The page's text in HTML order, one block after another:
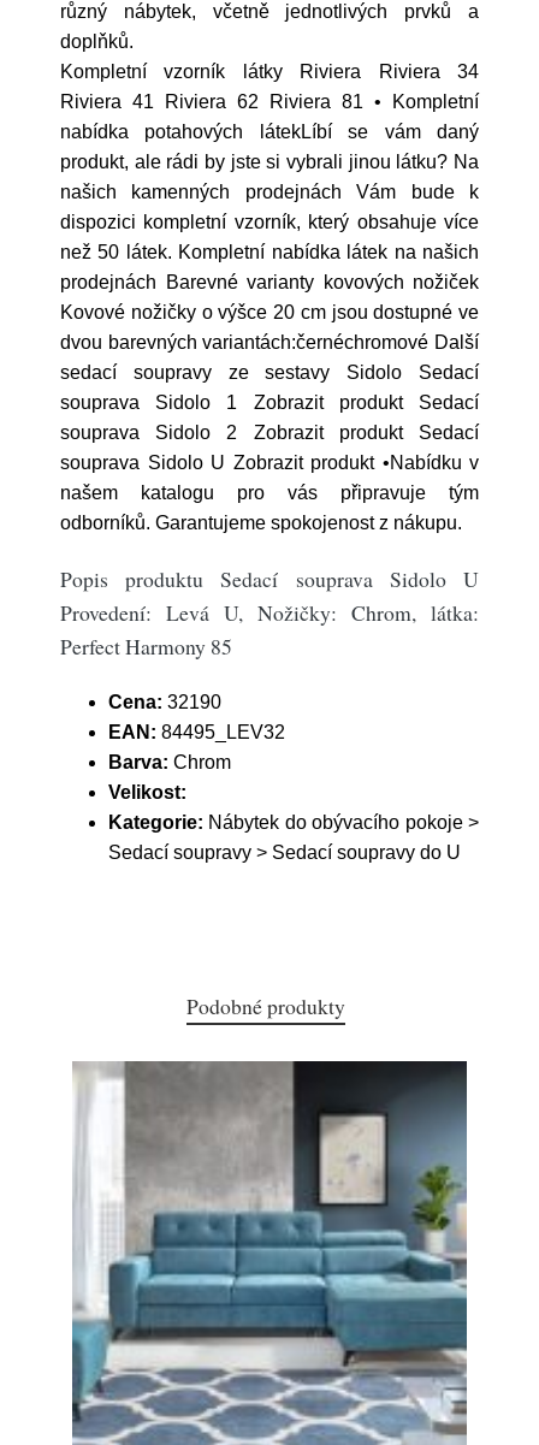
různý nábytek, včetně jednotlivých prvků a
doplňků.
Kompletní vzorník látky Riviera Riviera 34
Riviera 41 Riviera 62 Riviera 81 • Kompletní
nabídka potahových látekLíbí se vám daný
produkt, ale rádi by jste si vybrali jinou látku? Na
našich kamenných prodejnách Vám bude k
dispozici kompletní vzorník, který obsahuje více
než 50 látek. Kompletní nabídka látek na našich
prodejnách Barevné varianty kovových nožiček
Kovové nožičky o výšce 20 cm jsou dostupné ve
dvou barevných variantách:černéchromové Další
sedací soupravy ze sestavy Sidolo Sedací
souprava Sidolo 1 Zobrazit produkt Sedací
souprava Sidolo 2 Zobrazit produkt Sedací
souprava Sidolo U Zobrazit produkt •Nabídku v
našem katalogu pro vás připravuje tým
odborníků. Garantujeme spokojenost z nákupu.
Popis produktu Sedací souprava Sidolo U
Provedení: Levá U, Nožičky: Chrom, látka:
Perfect Harmony 85
Cena: 32190
EAN: 84495_LEV32
Barva: Chrom
Velikost:
Kategorie: Nábytek do obývacího pokoje >
Sedací soupravy > Sedací soupravy do U
Podobné produkty